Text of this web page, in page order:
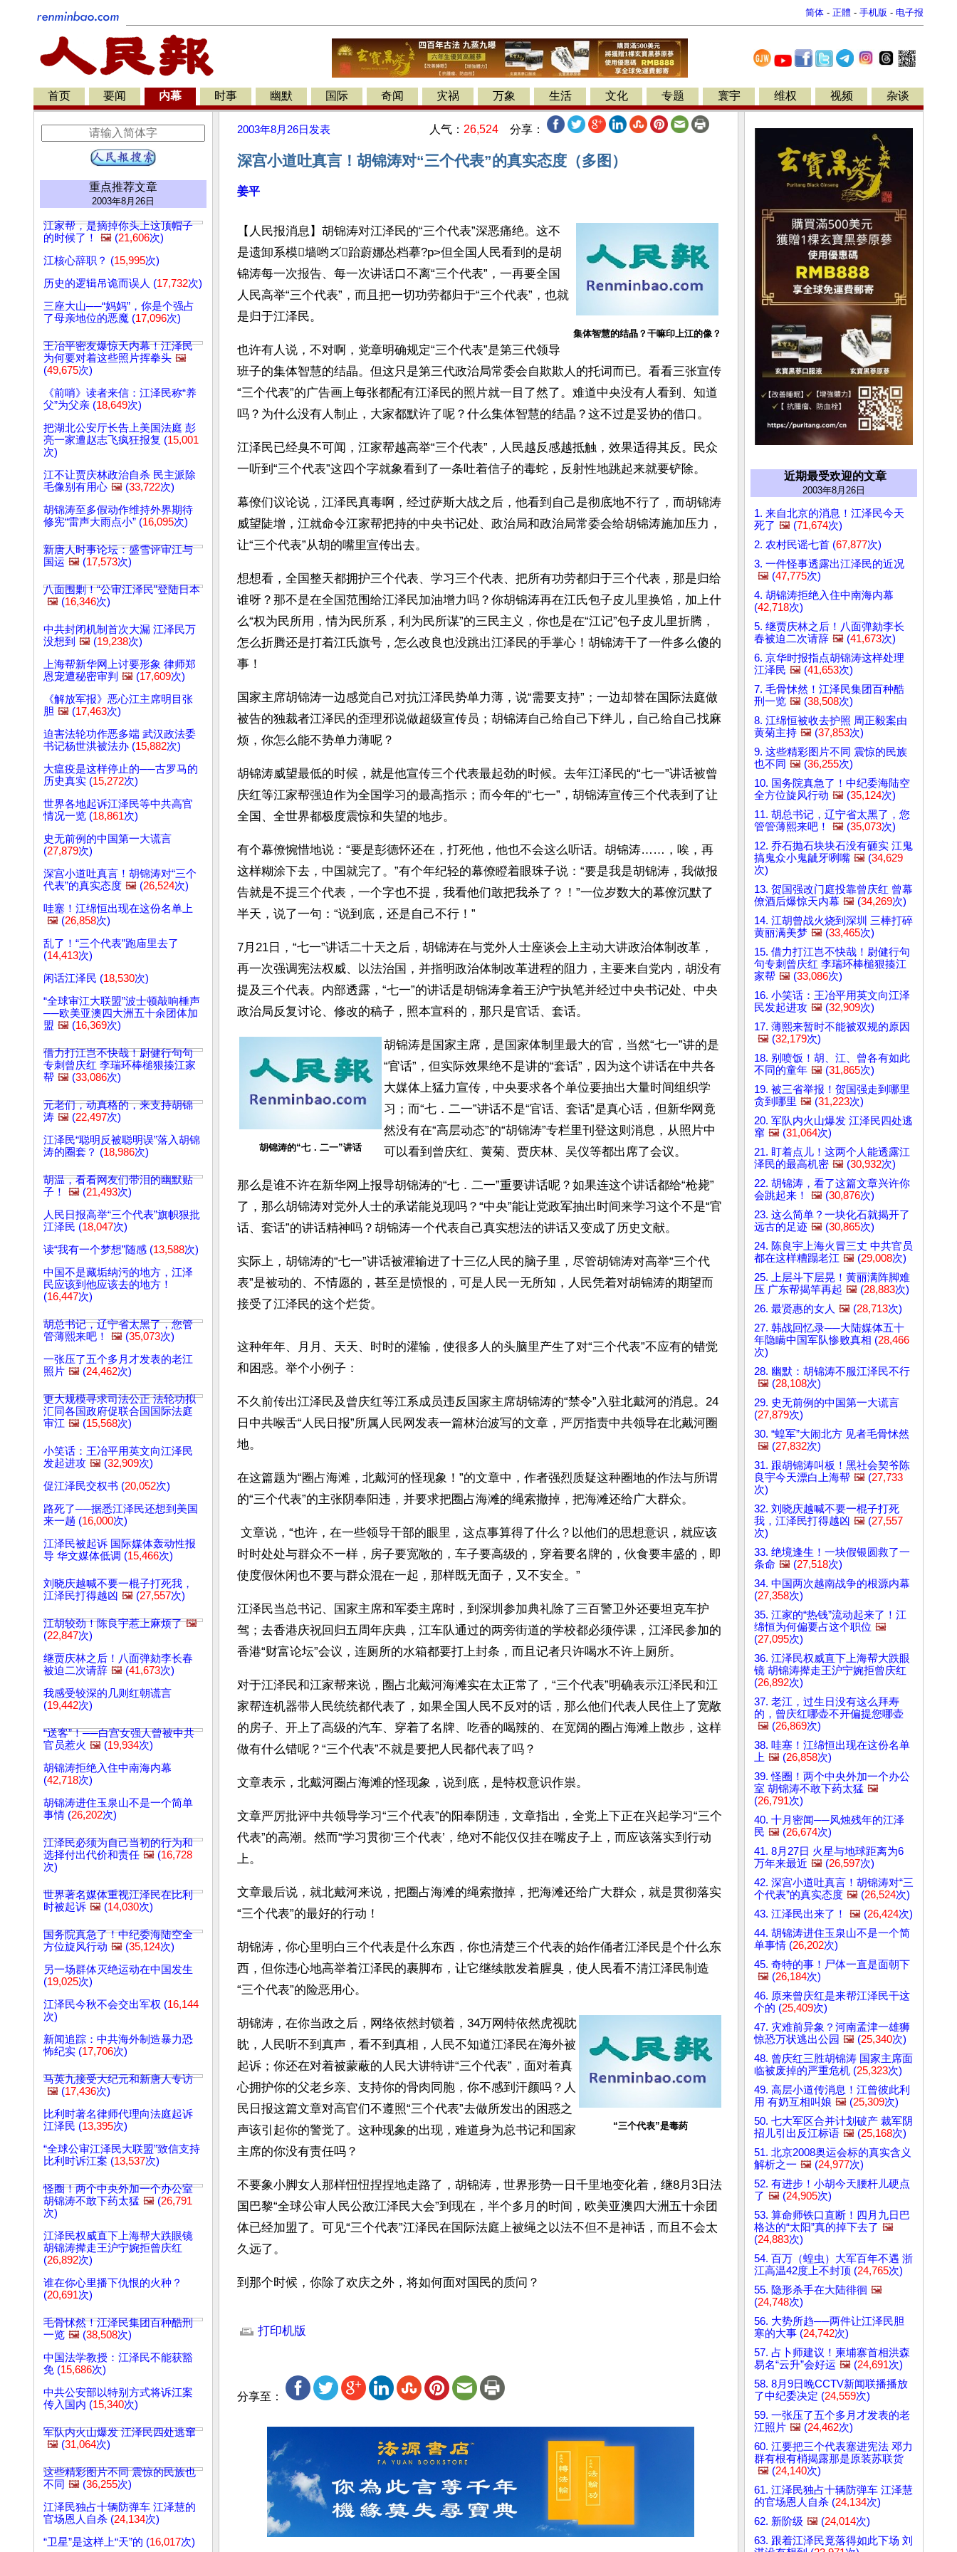
简体 - 正體 - 手机版 - 电子报
首页 要闻 内幕 时事 幽默 国际 奇闻 灾祸 万象 生活 文化 专题 寰宇 维权 视频 杂谈
重点推荐文章
2003年8月26日
江家帮，是摘掉你头上这顶帽子
的时候了！
🖼️ (21,606次)
江核心辞职？ (15,995次)
历史的逻辑吊诡而误人 (17,732次)
三座大山──“妈妈”，你是个强占
了母亲地位的恶魔 (17,096次)
王冶平密友爆惊天内幕！江泽民
为何要对着这些照片挥拳头 🖼️
(49,675次)
《前哨》读者来信：江泽民称“养
父”为父亲 (18,649次)
把湖北公安厅长告上美国法庭 彭
亮一家遭赵志飞疯狂报复 (15,001
次)
江不让贾庆林政治自杀 民主派除
毛像别有用心 🖼️ (33,722次)
胡锦涛至多假动作维持外界期待
修宪“雷声大雨点小” (16,095次)
新唐人时事论坛：盛雪评审江与
国运 🖼️ (17,573次)
八面围剿！“公审江泽民”登陆日本
🖼️ (16,346次)
中共封闭机制首次大漏 江泽民万
没想到 🖼️ (19,238次)
上海帮新华网上讨要形象 律师郑
恩宠遭秘密审判 🖼️ (17,609次)
《解放军报》恶心江主席明目张
胆 🖼️ (17,463次)
迫害法轮功作恶多端 武汉政法委
书记杨世洪被法办 (15,882次)
大瘟疫是这样停止的──古罗马的
历史真实 (15,272次)
世界各地起诉江泽民等中共高官
情况一览 (18,861次)
史无前例的中国第一大谎言
(27,879次)
深宫小道吐真言！胡锦涛对“三个
代表”的真实态度 🖼️ (26,524次)
哇塞！江绵恒出现在这份名单上
🖼️ (26,858次)
乱了！“三个代表”跑庙里去了
(14,413次)
闲话江泽民 (18,530次)
“全球审江大联盟”波士顿敲响棰声
──欧美亚澳四大洲五十余团体加
盟 🖼️ (16,369次)
借力打江岂不快哉！尉健行句句
专刺曾庆红 李瑞环棒槌狠揍江家
帮 🖼️ (33,086次)
元老们，动真格的，来支持胡锦
涛 🖼️ (22,497次)
江泽民“聪明反被聪明误”落入胡锦
涛的圈套？ (18,986次)
胡温，看看网友们带泪的幽默贴
子！
🖼️ (21,493次)
人民日报高举“三个代表”旗帜狠批
江泽民 (18,047次)
读“我有一个梦想”随感 (13,588次)
中国不是藏垢纳污的地方，江泽
民应该到他应该去的地方！
(16,447次)
胡总书记，辽宁省太黑了，您管
管薄熙来吧！
🖼️ (35,073次)
一张压了五个多月才发表的老江
照片 🖼️ (24,462次)
更大规模寻求司法公正 法轮功拟
汇同各国政府促联合国国际法庭
审江 🖼️ (15,568次)
小笑话：王冶平用英文向江泽民
发起进攻 🖼️ (32,909次)
促江泽民交权书 (20,052次)
路死了──据悉江泽民还想到美国
来一趟 (16,000次)
江泽民被起诉 国际媒体轰动性报
导 华文媒体低调 (15,466次)
刘晓庆越喊不要一棍子打死我，
江泽民打得越凶 🖼️ (27,557次)
江胡较劲！陈良宇惹上麻烦了 🖼️
(22,847次)
继贾庆林之后！八面弹劾李长春
被迫二次请辞 🖼️ (41,673次)
我感受较深的几则红朝谎言
(19,442次)
“送客”！──白宫女强人曾被中共
官员惹火 🖼️ (19,934次)
胡锦涛拒绝入住中南海内幕
(42,718次)
胡锦涛进住玉泉山不是一个简单
事情 (26,202次)
江泽民必须为自己当初的行为和
选择付出代价和责任 🖼️ (16,728
次)
世界著名媒体重视江泽民在比利
时被起诉 🖼️ (14,030次)
国务院真急了！中纪委海陆空全
方位旋风行动 🖼️ (35,124次)
另一场群体灭绝运动在中国发生
(19,025次)
江泽民今秋不会交出军权 (16,144
次)
新闻追踪：中共海外制造暴力恐
怖纪实 (17,706次)
马英九接受大纪元和新唐人专访
🖼️ (17,436次)
比利时著名律师代理向法庭起诉
江泽民 (13,395次)
“全球公审江泽民大联盟”致信支持
比利时诉江案 (13,537次)
怪圈！两个中央外加一个办公室
胡锦涛不敢下药太猛 🖼️ (26,791
次)
江泽民权威直下上海帮大跌眼镜
胡锦涛撵走王沪宁婉拒曾庆红
(26,892次)
谁在你心里播下仇恨的火种？
(20,691次)
毛骨怵然！江泽民集团百种酷刑
一览 🖼️ (38,508次)
中国法学教授：江泽民不能获豁
免 (15,686次)
中共公安部以特别方式将诉江案
传入国内 (15,340次)
军队内火山爆发 江泽民四处逃窜
🖼️ (31,064次)
这些精彩图片不同 震惊的民族也
不同 🖼️ (36,255次)
江泽民独占十辆防弹车 江泽慧的
官场恩人自杀 (24,134次)
“卫星”是这样上“天”的 (16,017次)
2003年8月26日 发表 人气： 26,524 分享：
深宫小道吐真言！胡锦涛对“三个代表”的真实态度（多图）
姜平
集体智慧的结晶？干嘛印上江的像？
【人民报消息】胡锦涛对江泽民的“三个代表”深恶痛绝。这不
是遗卸系模墙哟ズ跆蔚娜怂档摹?p>但全国人民看到的是胡
锦涛每一次报告、每一次讲话口不离“三个代表”，一再要全国
人民高举“三个代表”，而且把一切功劳都归于“三个代表”，也就
是归于江泽民。
也许有人说，不对啊，党章明确规定“三个代表”是第三代领导
班子的集体智慧的结晶。但这只是第三代政治局常委会自欺欺人的托词而已。看看三张宣传
“三个代表”的广告画上每张都配有江泽民的照片就一目了然了。难道中央没有人看到、知道
吗？为什么没有人制止，大家都默许了呢？什么集体智慧的结晶？这不过是妥协的借口。
江泽民已经臭不可闻，江家帮越高举“三个代表”，人民越反感越抵触，效果适得其反。民众
一听到“三个代表”这四个字就象看到了一条吐着信子的毒蛇，反射性地跳起来就要铲除。
幕僚们议论说，江泽民真毒啊，经过萨斯大战之后，他看到自己是彻底地不行了，而胡锦涛
威望陡增，江就命令江家帮把持的中央书记处、政治局和政治局常委会给胡锦涛施加压力，
让“三个代表”从胡的嘴里宣传出去。
想想看，全国整天都拥护三个代表、学习三个代表、把所有功劳都归于三个代表，那是归给
谁呀？那不是在全国范围给江泽民加油增力吗？你胡锦涛再在江氏包子皮儿里换馅，加上什
么“权为民所用，情为民所系，利为民所谋”的三民主义，你也是在“江记”包子皮儿里折腾，
怎么折腾还是打着江氏旗号，怎么改良也没跳出江泽民的手掌心！胡锦涛干了一件多么傻的
事！
国家主席胡锦涛一边感觉自己对抗江泽民势单力薄，说“需要支持”；一边却替在国际法庭做
被告的独裁者江泽民的歪理邪说做超级宣传员；胡锦涛自己给自己下绊儿，自己给自己找麻
烦，你怎么能不势单力薄呢？
胡锦涛威望最低的时候，就是他宣传三个代表最起劲的时候。去年江泽民的“七一”讲话被曾
庆红等江家帮强迫作为全国学习的最高指示；而今年的“七一”，胡锦涛宣传三个代表到了让
全国、全世界都极度震惊和失望的地步。
有个幕僚惋惜地说：“要是彭德怀还在，打死他，他也不会这么听话。胡锦涛……，唉，再
这样糊涂下去，中国就完了。”有个年纪轻的幕僚瞪着眼珠子说：“要是我是胡锦涛，我做报
告就是不提三个代表，一个字也不提，我看他们敢把我杀了？！”一位岁数大的幕僚沉默了
半天，说了一句：“说到底，还是自己不行！”
7月21日，“七一”讲话二十天之后，胡锦涛在与党外人士座谈会上主动大讲政治体制改革，
再一次强调宪法权威、以法治国，并指明政治体制改革进程的阻力，主要来自党内，胡没有
提及三个代表。内部透露，“七一”的讲话是胡锦涛拿着王沪宁执笔并经过中央书记处、中央
政治局反复讨论、修改的稿子，照本宣科的，那只是官话、套话。
胡锦涛的“七．二一”讲话
胡锦涛是国家主席，是国家体制里最大的官，当然“七一”讲的是
“官话”，但实际效果绝不是讲的“套话”，因为这个讲话在中共各
大媒体上猛力宣传，中央要求各个单位要抽出大量时间组织学
习；而“七．二一”讲话不是“官话、套话”是真心话，但新华网竟
然没有在“高层动态”的“胡锦涛”专栏里刊登这则消息，从照片中
可以看到曾庆红、黄菊、贾庆林、吴仪等都出席了会议。
那么是谁不许在新华网上报导胡锦涛的“七．二一”重要讲话呢？如果连这个讲话都给“枪毙”
了，那么胡锦涛对党外人士的承诺能兑现吗？“中央”能让党政军抽出时间来学习这个不是“官
话、套话”的讲话精神吗？胡锦涛一个代表自己真实想法的讲话又变成了历史文献。
实际上，胡锦涛的“七一”讲话被灌输进了十三亿人民的脑子里，尽管胡锦涛对高举“三个代
表”是被动的、不情愿的，甚至是愤恨的，可是人民一无所知，人民凭着对胡锦涛的期望而
接受了江泽民的这个烂货。
这种年年、月月、天天、时时的灌输，使很多人的头脑里产生了对“三个代表”不应有的错觉
和困惑。举个小例子：
不久前传出江泽民及曾庆红等江系成员违反国家主席胡锦涛的“禁令”入驻北戴河的消息。24
日中共喉舌“人民日报”所属人民网发表一篇林治波写的文章，严厉指责中共领导在北戴河圈
地。
在这篇题为“圈占海滩，北戴河的怪现象！”的文章中，作者强烈质疑这种圈地的作法与所谓
的“三个代表”的主张阴奉阳违，并要求把圈占海滩的绳索撤掉，把海滩还给广大群众。
时时处处与群众不一样，房子要宽敞的，车子要高级的，穿着要名牌的，伙食要丰盛的，即
使度假休闲也不要与群众混在一起，那样既无面子，又不安全。”
江泽民当总书记、国家主席和军委主席时，到深圳参加典礼除了三百警卫外还要坦克车护
驾；去香港庆祝回归五周年庆典，江车队通过的两旁街道的学校都必须停课，江泽民参加的
香港“财富论坛”会议，连厕所的水箱都要打上封条，而且记者只许喝水不许上厕所。
对于江泽民和江家帮来说，圈占北戴河海滩实在太正常了，“三个代表”明确表示江泽民和江
家帮连机器带人民统统都代表了，如果全国人民不反对的话，那么他们代表人民住上了宽敞
的房子、开上了高级的汽车、穿着了名牌、吃香的喝辣的、在宽阔的圈占海滩上散步，这样
做有什么错呢？“三个代表”不就是要把人民都代表了吗？
文章表示，北戴河圈占海滩的怪现象，说到底，是特权意识作祟。
文章严厉批评中共领导学习“三个代表”的阳奉阴违，文章指出，全党上下正在兴起学习“三个
代表”的高潮。然而“学习贯彻‘三个代表’，绝对不能仅仅挂在嘴皮子上，而应该落实到行动
上。
文章最后说，就北戴河来说，把圈占海滩的绳索撤掉，把海滩还给广大群众，就是贯彻落实
“三个代表”的最好的行动！
胡锦涛，你心里明白三个代表是什么东西，你也清楚三个代表的始作俑者江泽民是个什么东
西，但你违心地高举着江泽民的裹脚布，让它继续散发着腥臭，使人民看不清江泽民制造
“三个代表”的险恶用心。
“三个代表”是毒药
胡锦涛，在你当政之后，网络依然封锁着，34万网特依然虎视眈
眈，人民听不到真声，看不到真相，人民不知道江泽民在海外被
起诉；你还在对着被蒙蔽的人民大讲特讲“三个代表”，面对着真
心拥护你的父老乡亲、支持你的骨肉同胞，你不感到汗颜吗？人
民日报这篇文章对高官们不遵照“三个代表”去做所发出的困惑之
声该引起你的警觉了。这种现象的出现，难道身为总书记和国家
主席的你没有责任吗？
不要象小脚女人那样忸忸捏捏地走路了，胡锦涛，世界形势一日千里地变化着，继8月3日法
国巴黎“全球公审人民公敌江泽民大会”到现在，半个多月的时间，欧美亚澳四大洲五十余团
体已经加盟了。可见“三个代表”江泽民在国际法庭上被绳之以法不但不是神话，而且不会太
久远了。
到那个时候，你除了欢庆之外，将如何面对国民的质问？
打印机版
分享至：
近期最受欢迎的文章
2003年8月26日
1. 来自北京的消息！江泽民今天
死了 🖼️ (71,674次)
2. 农村民谣七首 (67,877次)
3. 一件怪事透露出江泽民的近况
🖼️ (47,775次)
4. 胡锦涛拒绝入住中南海内幕
(42,718次)
5. 继贾庆林之后！八面弹劾李长
春被迫二次请辞 🖼️ (41,673次)
6. 京华时报指点胡锦涛这样处理
江泽民 🖼️ (41,653次)
7. 毛骨怵然！江泽民集团百种酷
刑一览 🖼️ (38,508次)
8. 江绵恒被收去护照 周正毅案由
黄菊主持 🖼️ (37,853次)
9. 这些精彩图片不同 震惊的民族
也不同 🖼️ (36,255次)
10. 国务院真急了！中纪委海陆空
全方位旋风行动 🖼️ (35,124次)
11. 胡总书记，辽宁省太黑了，您
管管薄熙来吧！
🖼️ (35,073次)
12. 乔石抛石块块石没有砸实 江鬼
搞鬼众小鬼龇牙咧嘴 🖼️ (34,629
次)
13. 贺国强改门庭投靠曾庆红 曾幕
僚酒后爆惊天内幕 🖼️ (34,269次)
14. 江胡曾战火烧到深圳 三棒打碎
黄丽满美梦 🖼️ (33,465次)
15. 借力打江岂不快哉！尉健行句
句专刺曾庆红 李瑞环棒槌狠揍江
家帮 🖼️ (33,086次)
16. 小笑话：王冶平用英文向江泽
民发起进攻 🖼️ (32,909次)
17. 薄熙来暂时不能被双规的原因
🖼️ (32,179次)
18. 别喷饭！胡、江、曾各有如此
不同的童年 🖼️ (31,865次)
19. 被三省举报！贺国强走到哪里
贪到哪里 🖼️ (31,223次)
20. 军队内火山爆发 江泽民四处逃
窜 🖼️ (31,064次)
21. 盯着点儿！这两个人能透露江
泽民的最高机密 🖼️ (30,932次)
22. 胡锦涛，看了这篇文章兴许你
会跳起来！
🖼️ (30,876次)
23. 这么简单？一块化石就揭开了
远古的足迹 🖼️ (30,865次)
24. 陈良宇上海火冒三丈 中共官员
都在这样糟蹋老江 🖼️ (29,008次)
25. 上层斗下层晃！黄丽满阵脚难
压 广东帮揭竿再起 🖼️ (28,883次)
26. 最贤惠的女人 🖼️ (28,713次)
27. 韩战回忆录──大陆媒体五十
年隐瞒中国军队惨败真相 (28,466
次)
28. 幽默：胡锦涛不服江泽民不行
🖼️ (28,108次)
29. 史无前例的中国第一大谎言
(27,879次)
30. “蝗军”大闹北方 见者毛骨怵然
🖼️ (27,832次)
31. 跟胡锦涛叫板！黑社会契爷陈
良宇今天漂白上海帮 🖼️ (27,733
次)
32. 刘晓庆越喊不要一棍子打死
我，江泽民打得越凶 🖼️ (27,557
次)
33. 绝境逢生！一块假银圆救了一
条命 🖼️ (27,518次)
34. 中国两次越南战争的根源内幕
(27,358次)
35. 江家的“热钱”流动起来了！江
绵恒为何偏要占这个职位 🖼️
(27,095次)
36. 江泽民权威直下上海帮大跌眼
镜 胡锦涛撵走王沪宁婉拒曾庆红
(26,892次)
37. 老江，过生日没有这么拜寿
的，曾庆红哪壶不开偏提您哪壶
🖼️ (26,869次)
38. 哇塞！江绵恒出现在这份名单
上 🖼️ (26,858次)
39. 怪圈！两个中央外加一个办公
室 胡锦涛不敢下药太猛 🖼️
(26,791次)
40. 十月密闻──风烛残年的江泽
民 🖼️ (26,674次)
41. 8月27日 火星与地球距离为6
万年来最近 🖼️ (26,597次)
42. 深宫小道吐真言！胡锦涛对“三
个代表”的真实态度 🖼️ (26,524次)
43. 江泽民出来了！
🖼️ (26,424次)
44. 胡锦涛进住玉泉山不是一个简
单事情 (26,202次)
45. 奇特的事！尸体一直是面朝下
🖼️ (26,184次)
46. 原来曾庆红是来帮江泽民干这
个的 (25,409次)
47. 灾难前异象？河南孟津一雄狮
惊恐万状逃出公园 🖼️ (25,340次)
48. 曾庆红三胜胡锦涛 国家主席面
临被废掉的严重危机 (25,323次)
49. 高层小道传消息！江曾彼此利
用 有奶互相叫娘 🖼️ (25,309次)
50. 七大军区合并计划破产 裁军阴
招儿引出反江标语 🖼️ (25,168次)
51. 北京2008奥运会标的真实含义
解析之一 🖼️ (24,977次)
52. 有进步！小胡今天腰杆儿硬点
了 🖼️ (24,905次)
53. 算命师铁口直断！四月九日巴
格达的“太阳”真的掉下去了 🖼️
(24,883次)
54. 百万（蝗虫）大军百年不遇 浙
江高温42度上不封顶 (24,765次)
55. 隐形杀手在大陆徘徊 🖼️
(24,748次)
56. 大势所趋──两件让江泽民胆
寒的大事 (24,742次)
57. 占卜师建议！柬埔寨首相洪森
易名“云升”会好运 🖼️ (24,691次)
58. 8月9日晚CCTV新闻联播播放
了中纪委决定 (24,559次)
59. 一张压了五个多月才发表的老
江照片 🖼️ (24,462次)
60. 江要把三个代表塞进宪法 邓力
群有根有梢揭露那是原装苏联货
🖼️ (24,140次)
61. 江泽民独占十辆防弹车 江泽慧
的官场恩人自杀 (24,134次)
62. 新阶级 🖼️ (24,014次)
63. 跟着江泽民竟落得如此下场 刘